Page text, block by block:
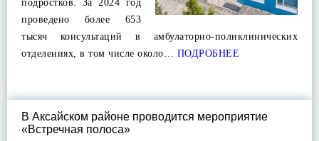
подростков. За 2024 год
проведено более 653
тысяч консультаций в амбулаторно-поликлинических
отделениях, в том числе около… ПОДРОБНЕЕ
В Аксайском районе проводится мероприятие
«Встречная полоса»